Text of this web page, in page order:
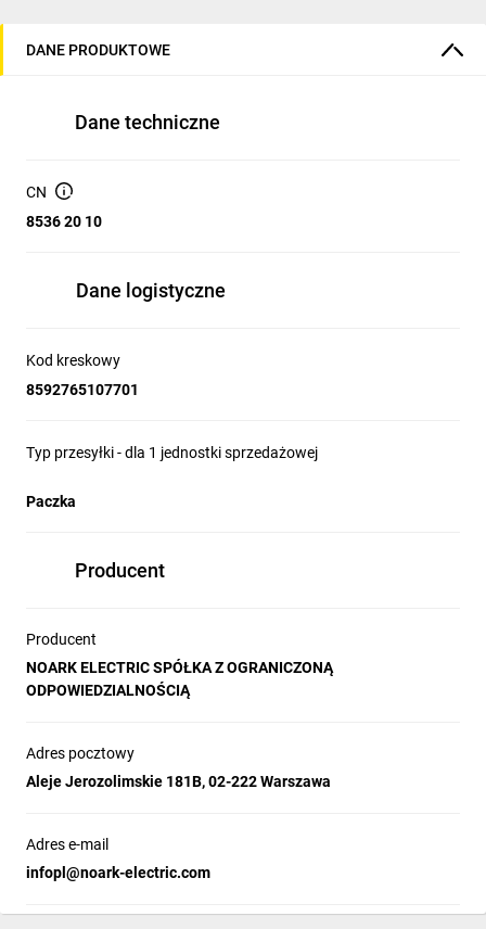
DANE PRODUKTOWE
Dane techniczne
CN
8536 20 10
Dane logistyczne
Kod kreskowy
8592765107701
Typ przesyłki - dla 1 jednostki sprzedażowej
Paczka
Producent
Producent
NOARK ELECTRIC SPÓŁKA Z OGRANICZONĄ
ODPOWIEDZIALNOŚCIĄ
Adres pocztowy
Aleje Jerozolimskie 181B, 02-222 Warszawa
Adres e-mail
infopl@noark-electric.com